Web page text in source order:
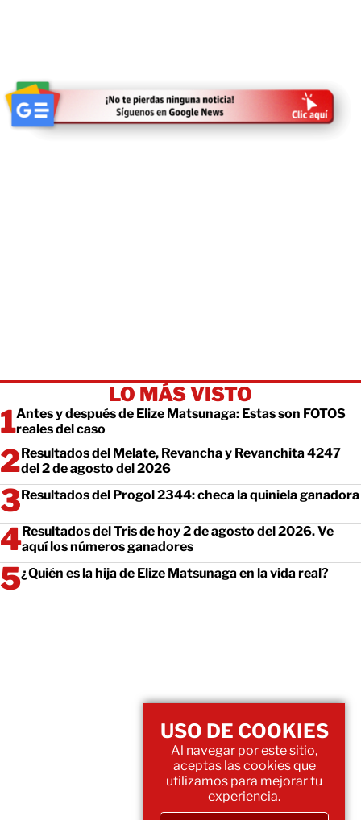
LO MÁS VISTO
Antes y después de Elize Matsunaga: Estas son FOTOS
reales del caso
Resultados del Melate, Revancha y Revanchita 4247
del 2 de agosto del 2026
Resultados del Progol 2344: checa la quiniela ganadora
Resultados del Tris de hoy 2 de agosto del 2026. Ve
aquí los números ganadores
¿Quién es la hija de Elize Matsunaga en la vida real?
USO DE COOKIES
Al navegar por este sitio,
aceptas las cookies que
utilizamos para mejorar tu
experiencia.